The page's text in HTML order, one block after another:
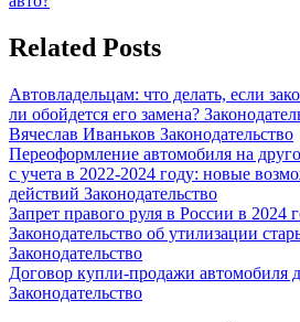
Related Posts
Автовладельцам: что делать, если
ли обойдется его замена?
Вячеслав Иваньков Законодательство
Переоформление автомобиля на
с учета в 2022-2024 году: новые
действий Законодательство
Запрет правого руля в России в 2024
Законодательство об утилизации
Законодательство
Договор купли-продажи автомобиля
Законодательство